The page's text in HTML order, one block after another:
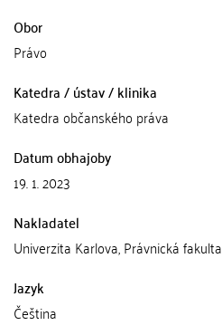
Obor
Právo
Katedra / ústav / klinika
Katedra občanského práva
Datum obhajoby
19. 1. 2023
Nakladatel
Univerzita Karlova, Právnická fakulta
Jazyk
Čeština